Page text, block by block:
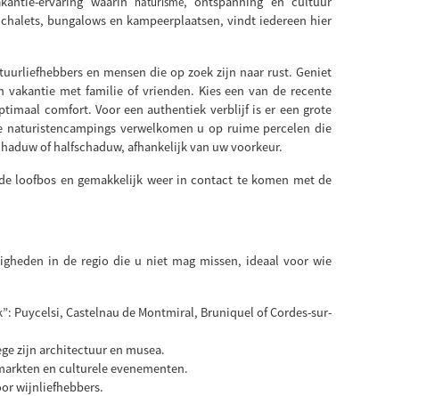
bungalows en kampeerplaatsen, vindt iedereen hier
en mensen die op zoek zijn naar rust. Geniet
met familie of vrienden. Kies een van de recente
comfort. Voor een authentiek verblijf is er een grote
verwelkomen u op ruime percelen die
of halfschaduw, afhankelijk van uw voorkeur.
loofbos en gemakkelijk weer in contact te komen met de
in de regio die u niet mag missen, ideaal voor wie
Puycelsi, Castelnau de Montmiral, Bruniquel of Cordes-sur-
zijn architectuur en musea.
en culturele evenementen.
wijnliefhebbers.